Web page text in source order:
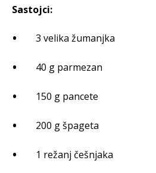
Sastojci:
3 velika žumanjka
40 g parmezan
150 g pancete
200 g špageta
1 režanj češnjaka